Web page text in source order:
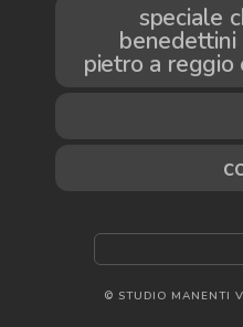
speciale
benedettini
pietro a reggio
© STUDIO MANENTI